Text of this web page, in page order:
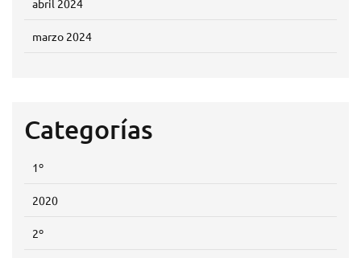
abril 2024
marzo 2024
Categorías
1º
2020
2º